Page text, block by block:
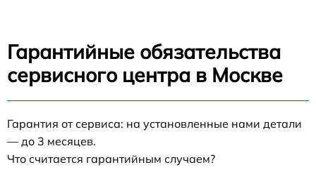
Гарантийные обязательства
сервисного центра в Москве
Гарантия от сервиса: на установленные нами детали
— до 3 месяцев.
Что считается гарантийным случаем?